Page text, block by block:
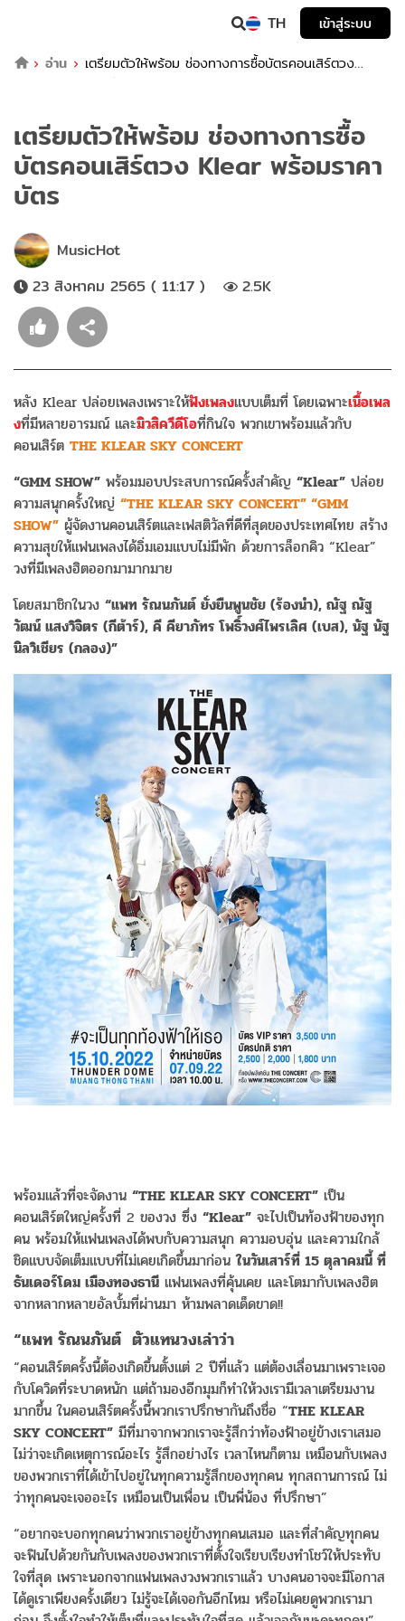
TH
เข้าสู่ระบบ
อ่าน
เตรียมตัวให้พร้อม ช่องทางการซื้อบัตรคอนเสิร์ตวง
Klear พร้อมราคาบัตร
เตรียมตัวให้พร้อม ช่องทางการซื้อ
บัตรคอนเสิร์ตวง Klear พร้อมราคา
บัตร
MusicHot
23 สิงหาคม 2565 ( 11:17 )
2.5K
หลัง Klear ปล่อยเพลงเพราะให้ฟังเพลงแบบเต็มที่ โดยเฉพาะเนื้อเพล
งที่มีหลายอารมณ์ และมิวสิควีดีโอที่กินใจ พวกเขาพร้อมแล้วกับ
คอนเสิร์ต THE KLEAR SKY CONCERT
“GMM SHOW” พร้อมมอบประสบการณ์ครั้งสำคัญ “Klear” ปล่อย
ความสนุกครั้งใหญ่ “THE KLEAR SKY CONCERT” “GMM
SHOW” ผู้จัดงานคอนเสิร์ตและเฟสติวัลที่ดีที่สุดของประเทศไทย สร้าง
ความสุขให้แฟนเพลงได้อิ่มเอมแบบไม่มีพัก ด้วยการล็อกคิว “Klear”
วงที่มีเพลงฮิตออกมามากมาย
โดยสมาชิกในวง “แพท รัณนภันต์ ยั่งยืนพูนชัย (ร้องนำ), ณัฐ ณัฐ
วัฒน์ แสงวิจิตร (กีต้าร์), คี คียาภัทร โพธิ์วงศ์ไพรเลิศ (เบส), นัฐ นัฐ
นิลวิเชียร (กลอง)”
พร้อมแล้วที่จะจัดงาน “THE KLEAR SKY CONCERT” เป็น
คอนเสิร์ตใหญ่ครั้งที่ 2 ของวง ซึ่ง “Klear” จะไปเป็นท้องฟ้าของทุก
คน พร้อมให้แฟนเพลงได้พบกับความสนุก ความอบอุ่น และความใกล้
ชิดแบบจัดเต็มแบบที่ไม่เคยเกิดขึ้นมาก่อนในวันเสาร์ที่ 15 ตุลาคมนี้ ที่
ธันเดอร์โดม เมืองทองธานี แฟนเพลงที่คุ้นเคย และโตมากับเพลงฮิต
จากหลากหลายอัลบั้มที่ผ่านมา ห้ามพลาดเด็ดขาด!!
“แพท รัณนภันต์ ตัวแทนวงเล่าว่า
“คอนเสิร์ตครั้งนี้ต้องเกิดขึ้นตั้งแต่ 2 ปีที่แล้ว แต่ต้องเลื่อนมาเพราะเจอ
กับโควิดที่ระบาดหนัก แต่ถ้ามองอีกมุมก็ทำให้วงเรามีเวลาเตรียมงาน
มากขึ้น ในคอนเสิร์ตครั้งนี้พวกเราปรึกษากันถึงชื่อ “THE KLEAR
SKY CONCERT” มีที่มาจากพวกเราจะรู้สึกว่าท้องฟ้าอยู่ข้างเราเสมอ
ไม่ว่าจะเกิดเหตุการณ์อะไร รู้สึกอย่างไร เวลาไหนก็ตาม เหมือนกับเพลง
ของพวกเราที่ได้เข้าไปอยู่ในทุกความรู้สึกของทุกคน ทุกสถานการณ์ ไม่
ว่าทุกคนจะเจออะไร เหมือนเป็นเพื่อน เป็นพี่น้อง ที่ปรึกษา”
“อยากจะบอกทุกคนว่าพวกเราอยู่ข้างทุกคนเสมอ และที่สำคัญทุกคน
จะฟินไปด้วยกันกับเพลงของพวกเราที่ตั้งใจเรียบเรียงทำโชว์ให้ประทับ
ใจที่สุด เพราะนอกจากแฟนเพลงวงพวกเราแล้ว บางคนอาจจะมีโอกาส
ได้ดูเราเพียงครั้งเดียว ไม่รู้จะได้เจอกันอีกไหม หรือไม่เคยดูพวกเรามา